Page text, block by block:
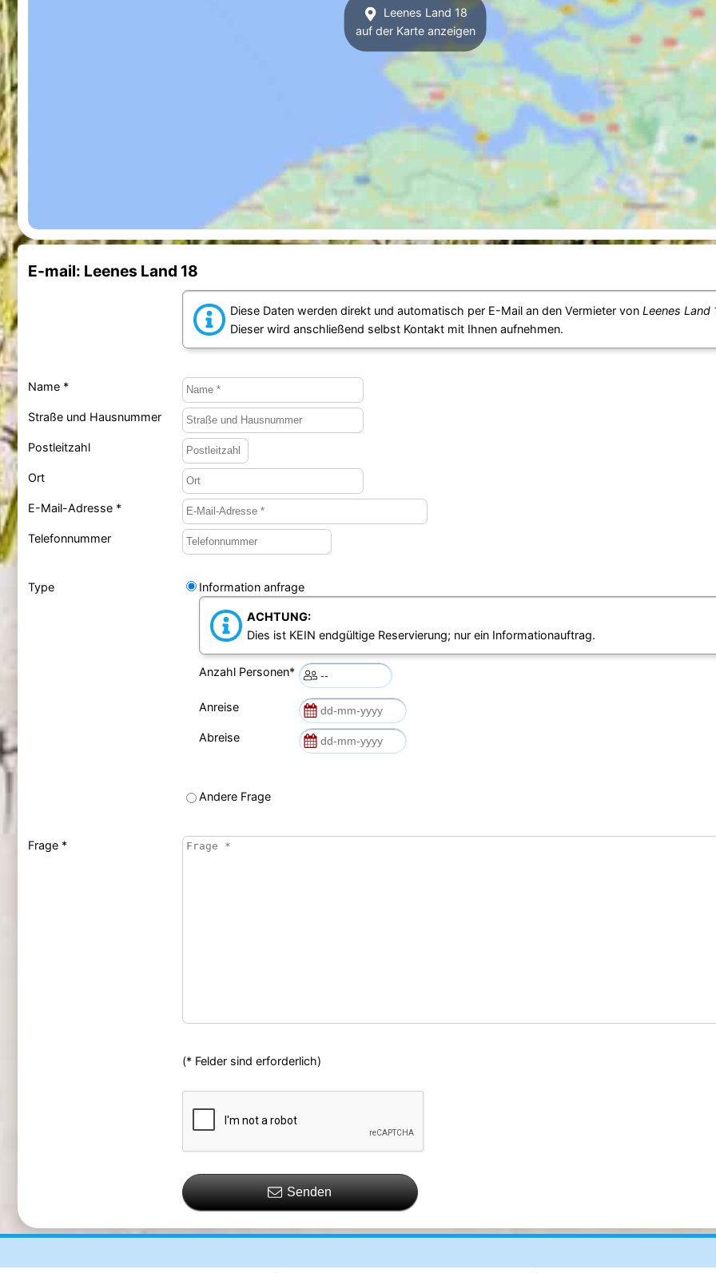
Leenes Land 18
auf der Karte anzeigen
E-mail: Leenes Land 18
Diese Daten werden direkt und automatisch per E-Mail an den Vermieter von Leenes Land
Dieser wird anschließend selbst Kontakt mit Ihnen aufnehmen.
Name *
Straße und Hausnummer
Postleitzahl
Ort
E-Mail-Adresse *
Telefonnummer
Type Information anfrage
ACHTUNG:
Dies ist KEIN endgültige Reservierung; nur ein Informationauftrag.
Anzahl Personen*
Anreise
Abreise
Andere Frage
Frage *
(* Felder sind erforderlich)
Senden